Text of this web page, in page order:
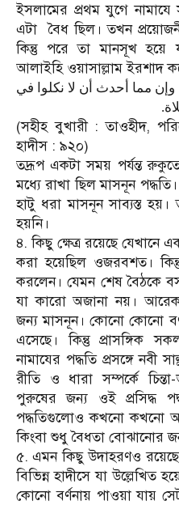
ইসলামের প্রথম যুগে
এটা
বৈধ ছিল। তখন
কিন্তু পরে তা মানসূখ হয়ে
আলাইহি ওয়াসাল্লাম ইরশাদ
مما أحدث أن لا نكلوا في
(সহীহ বুখারী : তাওহীদ,
হাদীস : ৯২০)
তদ্রূপ একটা সময় পর্যন্ত
মধ্যে রাখা ছিল মাসনূন
হাটু ধরা মাসনূন সাব্যস্ত হয়।
হয়নি।
৪. কিছু ক্ষেত্র রয়েছে যেখানে
করা হয়েছিল ওজরবশত।
করলেন। যেমন শেষ বৈঠকে
যা কারো অজানা নয়।
জন্য মাসনূন। কোনো কোনো
এসেছে। কিন্তু প্রাসঙ্গিক
নামাযের পদ্ধতি প্রসঙ্গে নবী
রীতি ও ধারা সম্পর্কে
পুরুষের জন্য ওই প্রসিদ্ধ
পদ্ধতিগুলোও কখনো কখনো
কিংবা শুধু বৈধতা বোঝানোর
৫. এমন কিছু উদাহরণও
বিভিন্ন হাদীসে যা উল্লেখিত
কোনো বর্ণনায় পাওয়া যায়